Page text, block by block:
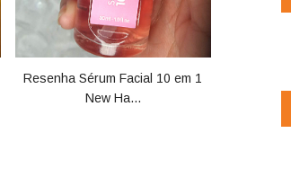
Resenha Sérum Facial 10 em 1
New Ha...